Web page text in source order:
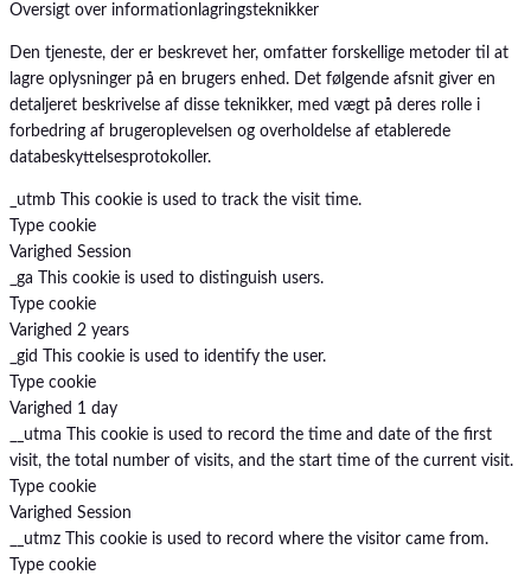
Oversigt over informationlagringsteknikker
Den tjeneste, der er beskrevet her, omfatter forskellige metoder til at
lagre oplysninger på en brugers enhed. Det følgende afsnit giver en
detaljeret beskrivelse af disse teknikker, med vægt på deres rolle i
forbedring af brugeroplevelsen og overholdelse af etablerede
databeskyttelsesprotokoller.
_utmb
This cookie is used to track the visit time.
Type cookie
Varighed Session
_ga
This cookie is used to distinguish users.
Type cookie
Varighed 2 years
_gid
This cookie is used to identify the user.
Type cookie
Varighed 1 day
__utma
This cookie is used to record the time and date of the first
visit, the total number of visits, and the start time of the current visit.
Type cookie
Varighed Session
__utmz
This cookie is used to record where the visitor came from.
Type cookie